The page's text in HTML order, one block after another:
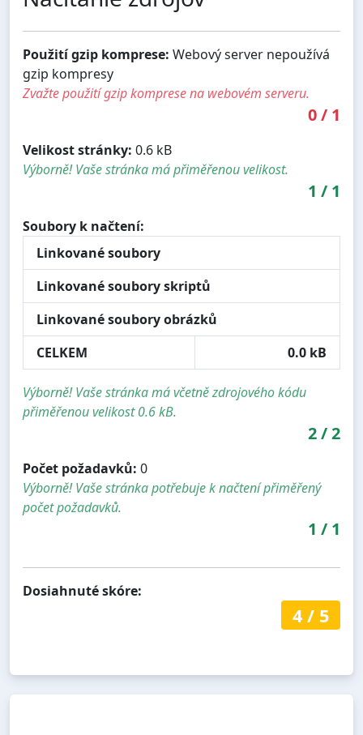
Použití gzip komprese: Webový server nepoužívá
gzip kompresy
Zvažte použití gzip komprese na webovém serveru.
0/ 1
Velikost stránky: 0.6 kB
Výborně! Vaše stránka má přiměřenou velikost.
1 / 1
Soubory k načtení:
Linkované soubory
Linkované soubory skriptů
Linkované soubory obrázků
CELKEM
0.0 kB
Výborně! Vaše stránka má včetně zdrojového kódu
přiměřenou velikost 0.6 kB.
2/2
Počet požadavků: 0
Výborně! Vaše stránka potřebuje k načtení přiměřený
počet požadavků.
1 / 1
Dosiahnuté skóre:
4/ 5